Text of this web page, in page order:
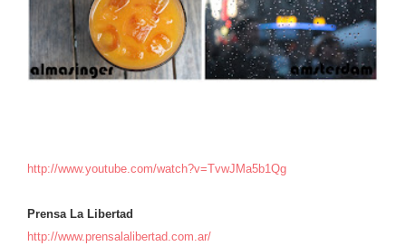
http://www.youtube.com/watch?v=TvwJMa5b1Qg
Prensa La Libertad
http://www.prensalalibertad.com.ar/